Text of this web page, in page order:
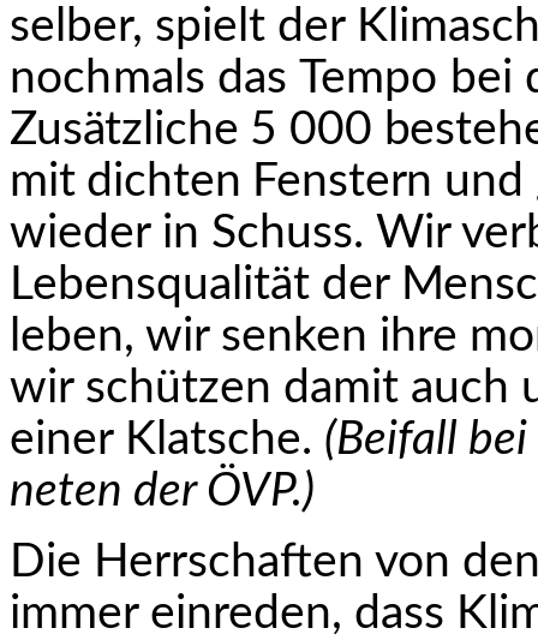
selber, spielt der Klima­
nochmals das Tempo
Zusätzliche 5 000
mit dichten Fenstern und
wieder in Schuss. Wir
Lebensqualität der
leben, wir senken ihre
wir schützen damit auch
einer Klatsche. (Beifall
neten der ÖVP.)
Die Herrschaften von
immer einreden, dass